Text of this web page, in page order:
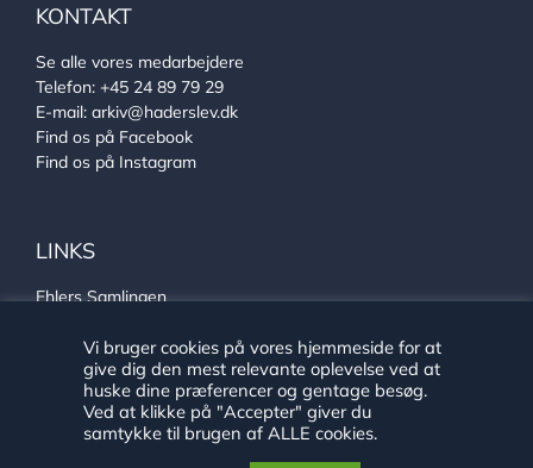
KONTAKT
Se alle vores medarbejdere
Telefon: +45 24 89 79 29
E-mail: arkiv@haderslev.dk
Find os på Facebook
Find os på Instagram
LINKS
Ehlers Samlingen
Sønderjysk arkivsamarbejde
Vi bruger cookies på vores hjemmeside for at
give dig den mest relevante oplevelse ved at
huske dine præferencer og gentage besøg.
Ved at klikke på "Accepter" giver du
samtykke til brugen af ALLE cookies.